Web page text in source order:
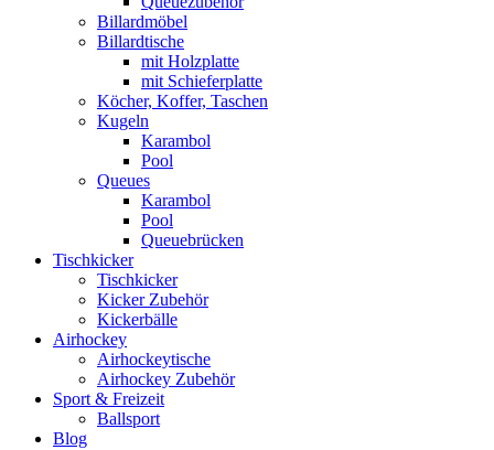
Billardmöbel
Billardtische
mit Holzplatte
mit Schieferplatte
Köcher, Koffer, Taschen
Kugeln
Karambol
Pool
Queues
Karambol
Pool
Queuebrücken
Tischkicker
Tischkicker
Kicker Zubehör
Kickerbälle
Airhockey
Airhockeytische
Airhockey Zubehör
Sport & Freizeit
Ballsport
Blog